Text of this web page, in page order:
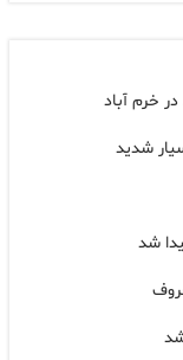
خرم آباد